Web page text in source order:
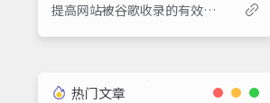
提高网站被谷歌收录的有效方法
热门文章